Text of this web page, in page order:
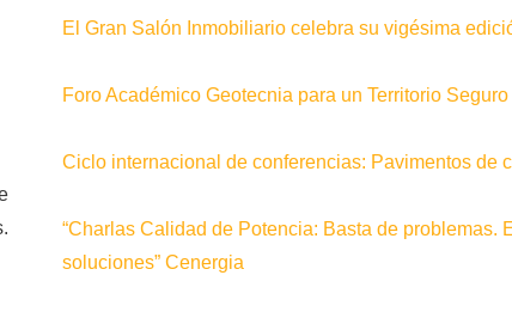
El Gran Salón Inmobiliario celebra su vigésima
Foro Académico Geotecnia para un Territorio
Ciclo internacional de conferencias: Pavimentos de
“Charlas Calidad de Potencia: Basta de problemas.
soluciones” Cenergia